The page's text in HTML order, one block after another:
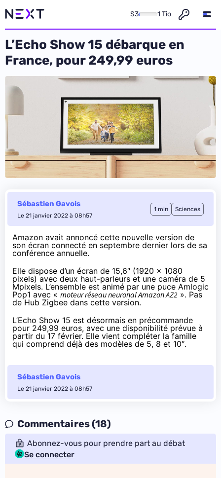
S3 1 Tio
L’Echo Show 15 débarque en
France, pour 249,99 euros
Sébastien Gavois
Le 21 janvier 2022 à 08h57
1 min Sciences
Amazon avait annoncé cette nouvelle version de
son écran connecté en septembre dernier lors de sa
conférence annuelle.
Elle dispose d’un écran de 15,6″ (1920 x 1080
pixels) avec deux haut-parleurs et une caméra de 5
Mpixels. L’ensemble est animé par une puce Amlogic
Pop1 avec « moteur réseau neuronal Amazon AZ2 ». Pas
de Hub Zigbee dans cette version.
L’Echo Show 15 est désormais en précommande
pour 249,99 euros, avec une disponibilité prévue à
partir du 17 février. Elle vient compléter la famille
qui comprend déjà des modèles de 5, 8 et 10″.
Sébastien Gavois
Le 21 janvier 2022 à 08h57
Commentaires (18)
Abonnez-vous pour prendre part au débat
Se connecter